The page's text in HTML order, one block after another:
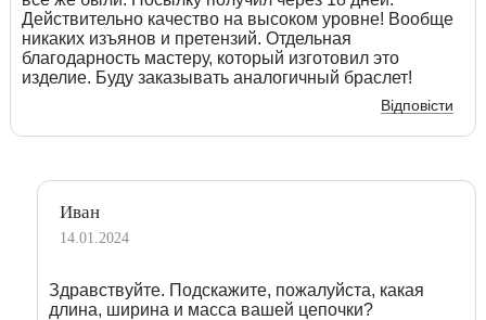
Действительно качество на высоком уровне! Вообще
никаких изъянов и претензий. Отдельная
благодарность мастеру, который изготовил это
изделие. Буду заказывать аналогичный браслет!
Відповісти
Иван
14.01.2024
Здравствуйте. Подскажите, пожалуйста, какая
длина, ширина и масса вашей цепочки?